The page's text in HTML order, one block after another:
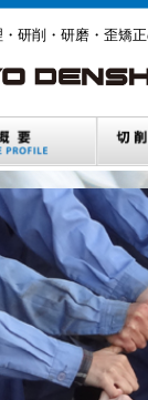
研削・研磨・歪矯